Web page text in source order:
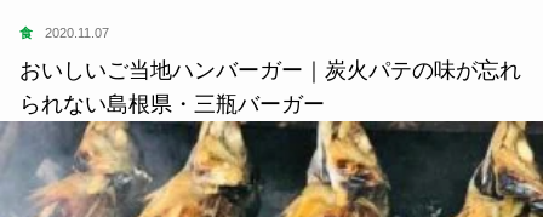
食 2020.11.07
おいしいご当地ハンバーガー｜炭火パテの味が忘れ
られない島根県・三瓶バーガー